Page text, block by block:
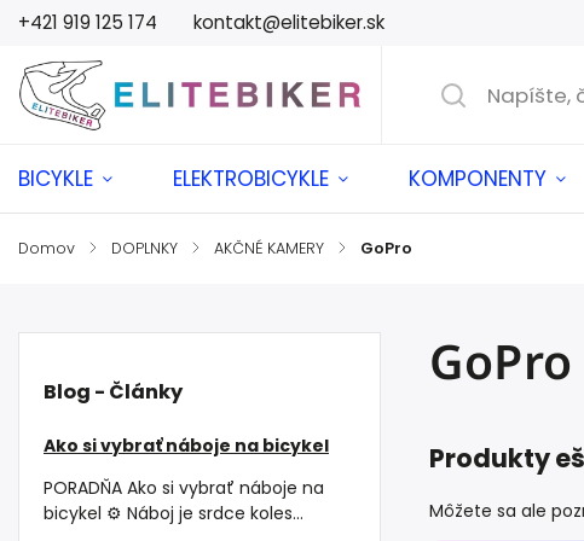
+421 919 125 174 kontakt@elitebiker.sk
BICYKLE ELEKTROBICYKLE KOMPONENTY
Domov / DOPLNKY / AKČNÉ KAMERY / GoPro
Blog - Články
Ako si vybrať náboje na bicykel
PORADŇA Ako si vybrať náboje na
bicykel ⚙️ Náboj je srdce koles...
GoPro
Produkty
Môžete sa ale